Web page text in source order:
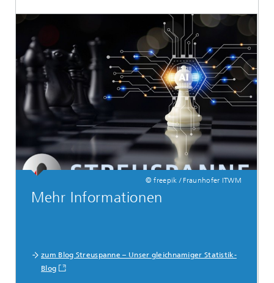
© freepik / Fraunhofer ITWM
Mehr Informationen
zum Blog Streuspanne – Unser gleichnamiger Statistik-
Blog